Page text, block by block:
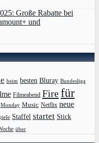
Große Rabatte bei
und
beim besten Bluray Bundesliga
Filmeabend Firefür
Monday Music Netflix neue
Staffel startet Stick
über